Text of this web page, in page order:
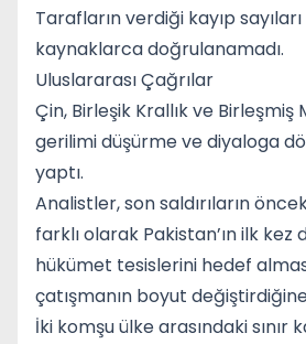
Tarafların verdiği kayıp sayıları
kaynaklarca doğrulanamadı.
Uluslararası Çağrılar
Çin, Birleşik Krallıkve Birleşmiş
gerilimi düşürme ve diyaloga
yaptı.
Analistler, son saldırıların
farklı olarak Pakistan’ın ilk
hükümet tesislerini hedef
çatışmanın boyut
İki komşu ülke arasındaki sınır